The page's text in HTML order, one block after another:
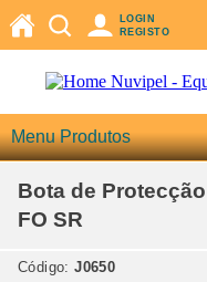
LOGIN
REGISTO
Menu Produtos
Bota de
FO SR
Código:J0650